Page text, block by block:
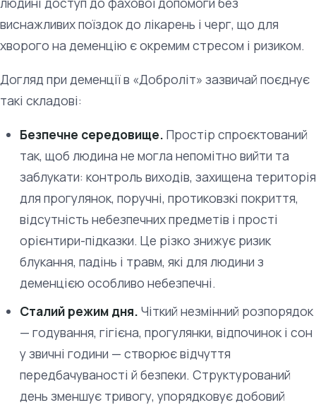
виснажливих поїздок до лікарень і черг, що для
хворого на деменцію є окремим стресом і ризиком.
Догляд при деменції в «Доброліт» зазвичай поєднує
такі складові:
Безпечне середовище. Простір спроєктований
так, щоб людина не могла непомітно вийти та
заблукати: контроль виходів, захищена територія
для прогулянок, поручні, протиковзкі покриття,
відсутність небезпечних предметів і прості
орієнтири-підказки. Це різко знижує ризик
блукання, падінь і травм, які для людини з
деменцією особливо небезпечні.
Сталий режим дня. Чіткий незмінний розпорядок
— годування, гігієна, прогулянки, відпочинок і сон
у звичні години — створює відчуття
передбачуваності й безпеки. Структурований
день зменшує тривогу, упорядковує добовий